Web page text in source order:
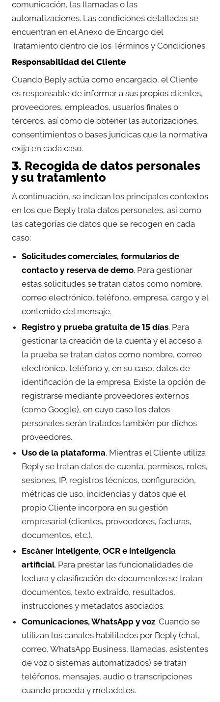
comunicación, las llamadas o las
automatizaciones. Las condiciones detalladas se
encuentran en el Anexo de Encargo del
Tratamiento dentro de los Términos y Condiciones.
Responsabilidad del Cliente
Cuando Beply actúa como encargado, el Cliente
es responsable de informar a sus propios clientes,
proveedores, empleados, usuarios finales o
terceros, así como de obtener las autorizaciones,
consentimientos o bases jurídicas que la normativa
exija en cada caso.
3. Recogida de datos personales
y su tratamiento
A continuación, se indican los principales contextos
en los que Beply trata datos personales, así como
las categorías de datos que se recogen en cada
caso:
Solicitudes comerciales, formularios de
contacto y reserva de demo. Para gestionar
estas solicitudes se tratan datos como nombre,
correo electrónico, teléfono, empresa, cargo y el
contenido del mensaje.
Registro y prueba gratuita de 15 días. Para
gestionar la creación de la cuenta y el acceso a
la prueba se tratan datos como nombre, correo
electrónico, teléfono y, en su caso, datos de
identificación de la empresa. Existe la opción de
registrarse mediante proveedores externos
(como Google), en cuyo caso los datos
personales serán tratados también por dichos
proveedores.
Uso de la plataforma. Mientras el Cliente utiliza
Beply se tratan datos de cuenta, permisos, roles,
sesiones, IP, registros técnicos, configuración,
métricas de uso, incidencias y datos que el
propio Cliente incorpora en su gestión
empresarial (clientes, proveedores, facturas,
documentos, etc.).
Escáner inteligente, OCR e inteligencia
artificial. Para prestar las funcionalidades de
lectura y clasificación de documentos se tratan
documentos, texto extraído, resultados,
instrucciones y metadatos asociados.
Comunicaciones, WhatsApp y voz. Cuando se
utilizan los canales habilitados por Beply (chat,
correo, WhatsApp Business, llamadas, asistentes
de voz o sistemas automatizados) se tratan
teléfonos, mensajes, audio o transcripciones
cuando proceda y metadatos.